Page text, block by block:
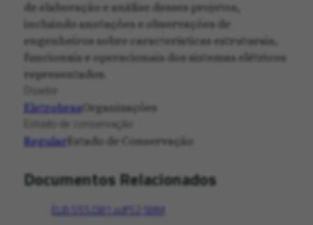
de elaboração e análise desses projetos,
incluindo anotações e observações de
engenheiros sobre características estruturais,
funcionais e operacionais dos sistemas elétricos
representados.
Doador
EletrobrasOrganizações
Estado de conservação
RegularEstado de Conservação
Documentos Relacionados
ELB.S55.D81.pdf52,58M